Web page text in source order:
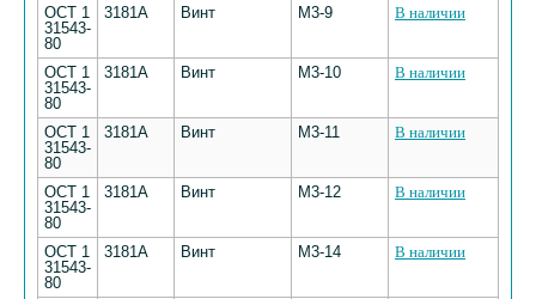
ОСТ 1
31543-
80
3181А Винт М3-9 В наличии
ОСТ 1
31543-
80
3181А Винт М3-10 В наличии
ОСТ 1
31543-
80
3181А Винт М3-11 В наличии
ОСТ 1
31543-
80
3181А Винт М3-12 В наличии
ОСТ 1
31543-
80
3181А Винт М3-14 В наличии